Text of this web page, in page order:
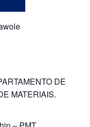
DE
MATERIAIS.